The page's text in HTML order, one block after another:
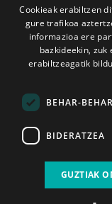
2026ko eka. 1a
Cookieak erabiltzen
gure trafikoa
informazioa ere
bazkideekin,
erabiltzeagatik
BEHAR-
BIDERATZEA
GUZTIAK